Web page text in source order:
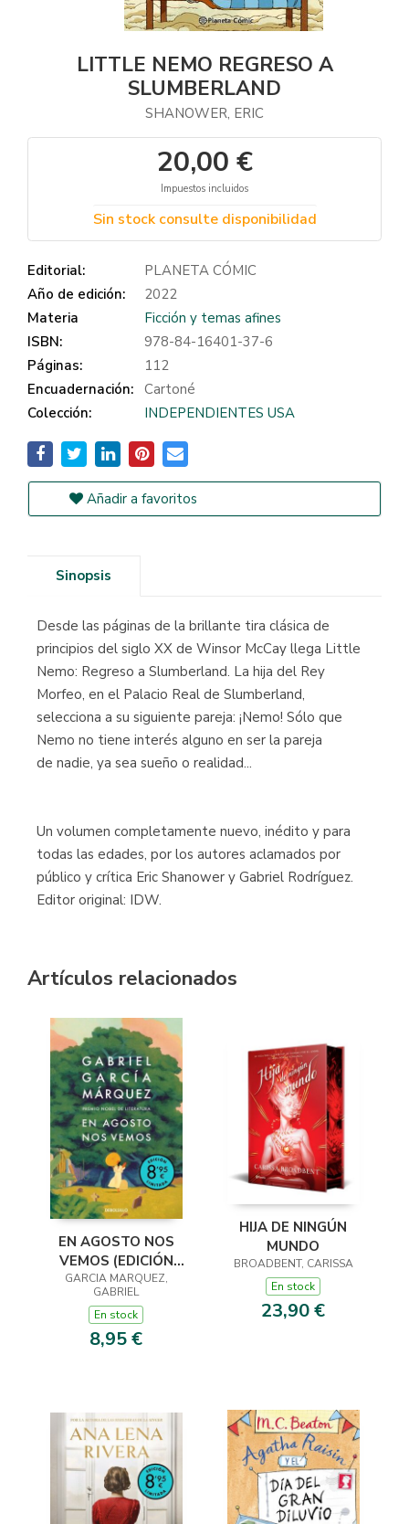
LITTLE NEMO REGRESO A
SLUMBERLAND
SHANOWER, ERIC
20,00 €
Impuestos incluidos
Sin stock consulte disponibilidad
Editorial:
PLANETA CÓMIC
Año de edición:
2022
Materia
Ficción y temas afines
ISBN:
978-84-16401-37-6
Páginas:
112
Encuadernación: Cartoné
Colección:
INDEPENDIENTES USA
Añadir a favoritos
Sinopsis
Desde las páginas de la brillante tira clásica de
principios del siglo XX de Winsor McCay llega Little
Nemo: Regreso a Slumberland. La hija del Rey
Morfeo, en el Palacio Real de Slumberland,
selecciona a su siguiente pareja: ¡Nemo! Sólo que
Nemo no tiene interés alguno en ser la pareja
de nadie, ya sea sueño o realidad...
Un volumen completamente nuevo, inédito y para
todas las edades, por los autores aclamados por
público y crítica Eric Shanower y Gabriel Rodríguez.
Editor original: IDW.
Artículos relacionados
EN AGOSTO NOS
VEMOS (EDICIÓN
LIMITADA)
GARCIA MARQUEZ,
GABRIEL
En stock
8,95 €
HIJA DE NINGÚN
MUNDO
BROADBENT, CARISSA
En stock
23,90 €